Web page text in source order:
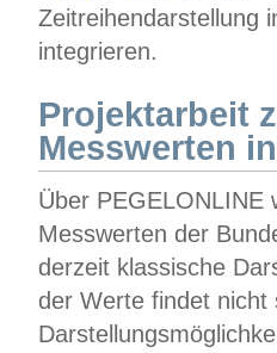
Zeitreihendarstellung
integrieren.
Projektarbeit
Messwerten
Über PEGELONLINE
Messwerten der
derzeit klassische
der Werte findet